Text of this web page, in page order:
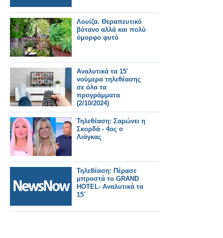
Λουίζα. Θεραπευτικό
βότανο αλλά και πολύ
όμορφο φυτό
Αναλυτικά τα 15'
νούμερα τηλεθέασης
σε όλα τα
προγράμματα
(2/10/2024)
Τηλεθέαση: Σαρώνει η
Σκορδά - 4ος ο
Λιάγκας
Τηλεθέαση: Πέρασε
μπροστά το GRAND
HOTEL- Αναλυτικά τα
15'